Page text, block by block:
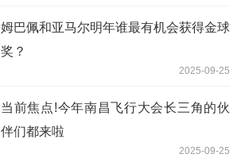
姆巴佩和亚马尔明年谁最有机会获得金球
奖？
2025-09-25
当前焦点!今年南昌飞行大会长三角的伙
伴们都来啦
2025-09-25